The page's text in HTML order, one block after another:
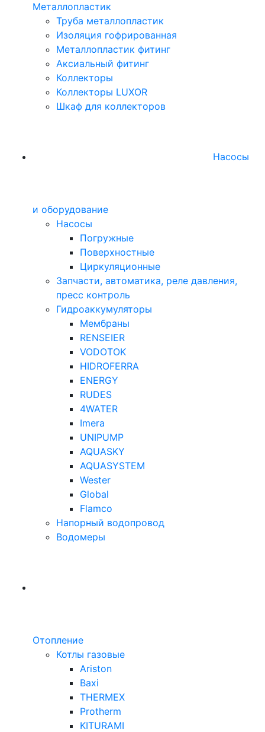
Металлопластик
Труба металлопластик
Изоляция гофрированная
Металлопластик фитинг
Аксиальный фитинг
Коллекторы
Коллекторы LUXOR
Шкаф для коллекторов
Насосы
и оборудование
Насосы
Погружные
Поверхностные
Циркуляционные
Запчасти, автоматика, реле давления,
пресс контроль
Гидроаккумуляторы
Мембраны
RENSEIER
VODOTOK
HIDROFERRA
ENERGY
RUDES
4WATER
Imera
UNIPUMP
AQUASKY
AQUASYSTEM
Wester
Global
Flamco
Напорный водопровод
Водомеры
Отопление
Котлы газовые
Ariston
Baxi
THERMEX
Protherm
KITURAMI